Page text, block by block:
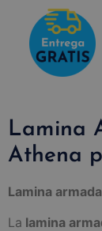
Lamina
Athena
Lamina
La lamina